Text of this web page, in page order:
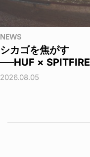
NEWS
シカゴを焦がす
──HUF × SPITFIRE
2026.08.05